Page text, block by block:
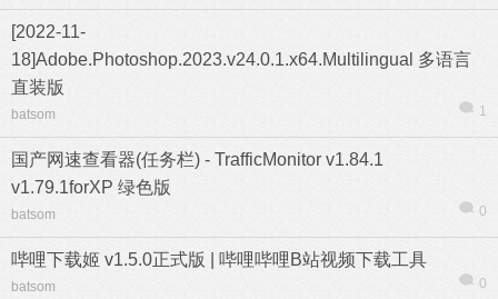
[2022-11-
18]Adobe.Photoshop.2023.v24.0.1.x64.Multilingual 多语言
直装版
batsom 1
国产网速查看器(任务栏) - TrafficMonitor v1.84.1
v1.79.1forXP 绿色版
batsom 0
哔哩下载姬 v1.5.0正式版 | 哔哩哔哩B站视频下载工具
batsom 0